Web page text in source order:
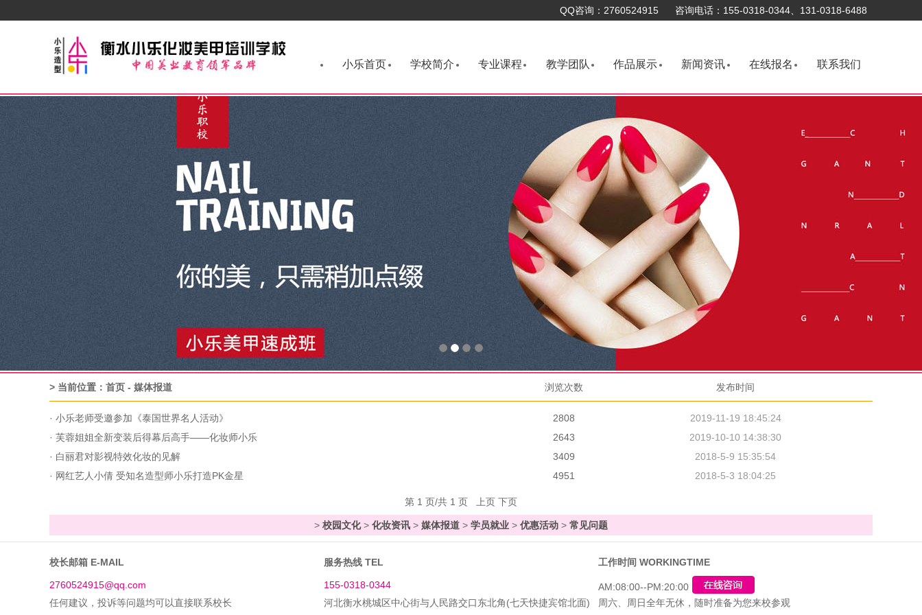
QQ咨询：2760524915 咨询电话：155-0318-0344、131-0318-6488
小乐首页 学校简介 专业课程 教学团队 作品展示 新闻资讯 在线报名 联系我们
> 当前位置： 首页 - 媒体报道 浏览次数 发布时间
· 小乐老师受邀参加《泰国世界名人活动》 2808
2019-11-19 18:45:24
· 芙蓉姐姐全新变装后得幕后高手——化妆师小乐 2643
2019-10-10 14:38:30
· 白丽君对影视特效化妆的见解 3409
2018-5-9 15:35:54
· 网红艺人小倩 受知名造型师小乐打造PK金星 4951 2018-5-3 18:04:25
第 1 页/共 1 页 上页 下页
> 校园文化> 化妆资讯 > 媒体报道 > 学员就业 > 优惠活动 > 常见问题
校长邮箱 E-MAIL 服务热线 TEL 工作时间 WORKINGTIME
2760524915@qq.com 155-0318-0344
AM:08:00--PM:20:00
任何建议，投诉等问题均可以直接联系校长
河北衡水桃城区中心街与人民路交口东北角(七天快捷宾馆北面)
周六、周日全年无休，随时准备为您来校参观